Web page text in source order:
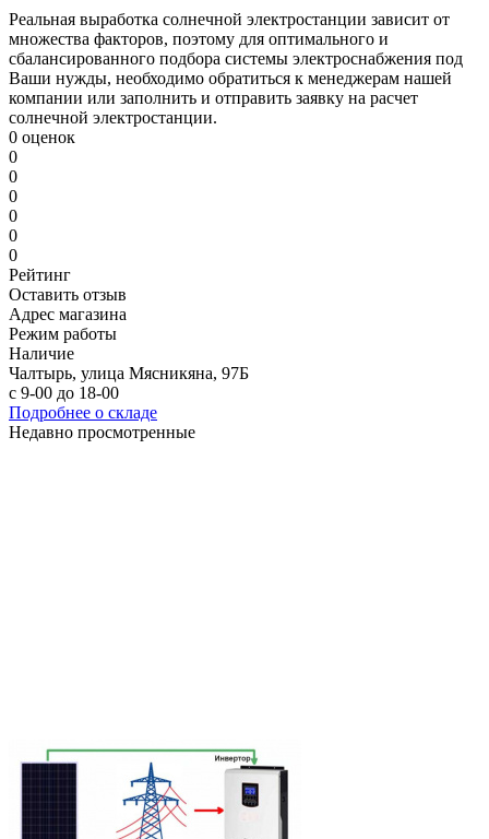
Реальная выработка солнечной электростанции зависит от
множества факторов, поэтому для оптимального и
сбалансированного подбора системы электроснабжения под
Ваши нужды, необходимо обратиться к менеджерам нашей
компании или заполнить и отправить заявку на расчет
солнечной электростанции.
0 оценок
0
0
0
0
0
0
Рейтинг
Оставить отзыв
Адрес магазина
Режим работы
Наличие
Чалтырь, улица Мясникяна, 97Б
с 9-00 до 18-00
Подробнее о складе
Недавно просмотренные